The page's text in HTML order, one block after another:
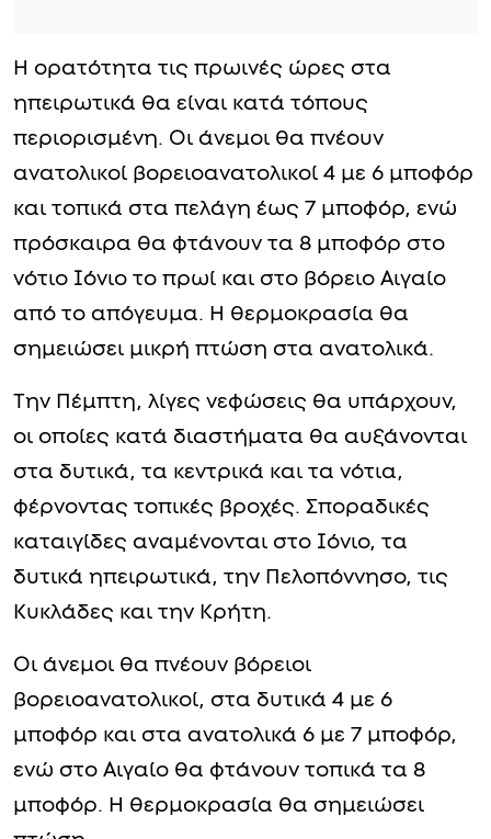
Η ορατότητα τις πρωινές ώρες στα
ηπειρωτικά θα είναι κατά τόπους
περιορισμένη. Οι άνεμοι θα πνέουν
ανατολικοί βορειοανατολικοί 4 με 6 μποφόρ
και τοπικά στα πελάγη έως 7 μποφόρ, ενώ
πρόσκαιρα θα φτάνουν τα 8 μποφόρ στο
νότιο Ιόνιο το πρωί και στο βόρειο Αιγαίο
από το απόγευμα. Η θερμοκρασία θα
σημειώσει μικρή πτώση στα ανατολικά.
Την Πέμπτη, λίγες νεφώσεις θα υπάρχουν,
οι οποίες κατά διαστήματα θα αυξάνονται
στα δυτικά, τα κεντρικά και τα νότια,
φέρνοντας τοπικές βροχές. Σποραδικές
καταιγίδες αναμένονται στο Ιόνιο, τα
δυτικά ηπειρωτικά, την Πελοπόννησο, τις
Κυκλάδες και την Κρήτη.
Οι άνεμοι θα πνέουν βόρειοι
βορειοανατολικοί, στα δυτικά 4 με 6
μποφόρ και στα ανατολικά 6 με 7 μποφόρ,
ενώ στο Αιγαίο θα φτάνουν τοπικά τα 8
μποφόρ. Η θερμοκρασία θα σημειώσει